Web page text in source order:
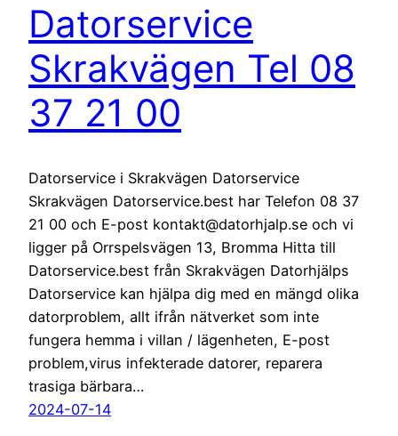
Datorservice
Skrakvägen Tel 08
37 21 00
Datorservice i Skrakvägen Datorservice
Skrakvägen Datorservice.best har Telefon 08 37
21 00 och E-post kontakt@datorhjalp.se och vi
ligger på Orrspelsvägen 13, Bromma Hitta till
Datorservice.best från Skrakvägen Datorhjälps
Datorservice kan hjälpa dig med en mängd olika
datorproblem, allt ifrån nätverket som inte
fungera hemma i villan / lägenheten, E-post
problem,virus infekterade datorer, reparera
trasiga bärbara…
2024-07-14